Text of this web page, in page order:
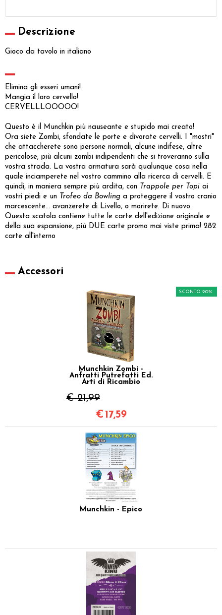
Descrizione
Gioco da tavolo in italiano
Elimina gli esseri umani!
Mangia il loro cervello!
CERVELLLOOOOO!
Questo è il Munchkin più nauseante e stupido mai creato!
Ora siete Zombi, sfondate le porte e divorate cervelli. I "mostri"
che attaccherete sono persone normali, alcune indifese, altre
pericolose, più alcuni zombi indipendenti che si troveranno sulla
vostra strada. La vostra armatura sarà qualunque cosa nella
quale inciamperete nel vostro cammino alla ricerca di cervelli. E
quindi, in maniera sempre più ardita, con Trappole per Topi ai
vostri piedi e un Trofeo da Bowling a proteggere il vostro cranio
marcescente… avanzerete di Livello, o morirete. Di nuovo.
Questa scatola contiene tutte le carte dell'edizione originale e
della sua espansione, più DUE carte promo mai viste prima! 282
carte all'interno
Accessori
Munchkin Zombi -
Anfratti Putrefatti Ed.
Arti di Ricambio
€ 21,99
SCONTO 20%
€ 17,59
Munchkin - Epico